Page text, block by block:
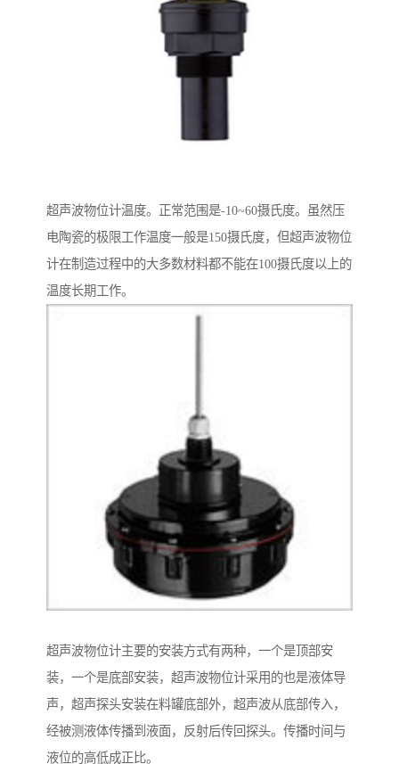
超声波物位计温度。正常范围是-10~60摄氏度。虽然压
电陶瓷的极限工作温度一般是150摄氏度，但超声波物位
计在制造过程中的大多数材料都不能在100摄氏度以上的
温度长期工作。
超声波物位计主要的安装方式有两种，一个是顶部安
装，一个是底部安装，超声波物位计采用的也是液体导
声，超声探头安装在料罐底部外，超声波从底部传入，
经被测液体传播到液面，反射后传回探头。传播时间与
液位的高低成正比。